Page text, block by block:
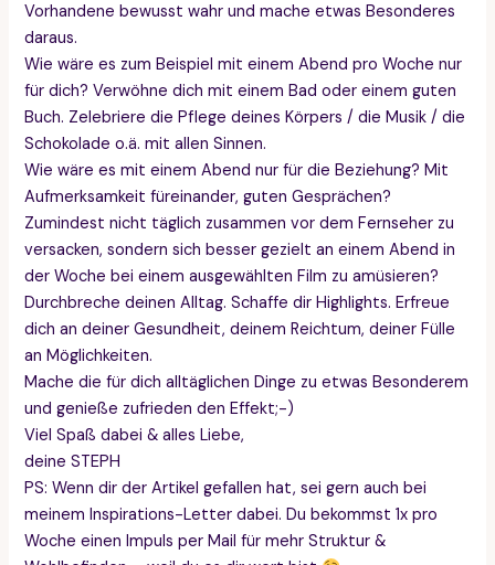
Vorhandene bewusst wahr und mache etwas Besonderes
daraus.
Wie wäre es zum Beispiel mit einem Abend pro Woche nur
für dich? Verwöhne dich mit einem Bad oder einem guten
Buch. Zelebriere die Pflege deines Körpers / die Musik / die
Schokolade o.ä. mit allen Sinnen.
Wie wäre es mit einem Abend nur für die Beziehung? Mit
Aufmerksamkeit füreinander, guten Gesprächen?
Zumindest nicht täglich zusammen vor dem Fernseher zu
versacken, sondern sich besser gezielt an einem Abend in
der Woche bei einem ausgewählten Film zu amüsieren?
Durchbreche deinen Alltag. Schaffe dir Highlights. Erfreue
dich an deiner Gesundheit, deinem Reichtum, deiner Fülle
an Möglichkeiten.
Mache die für dich alltäglichen Dinge zu etwas Besonderem
und genieße zufrieden den Effekt;-)
Viel Spaß dabei & alles Liebe,
deine STEPH
PS: Wenn dir der Artikel gefallen hat, sei gern auch bei
meinem Inspirations-Letter dabei. Du bekommst 1x pro
Woche einen Impuls per Mail für mehr Struktur &